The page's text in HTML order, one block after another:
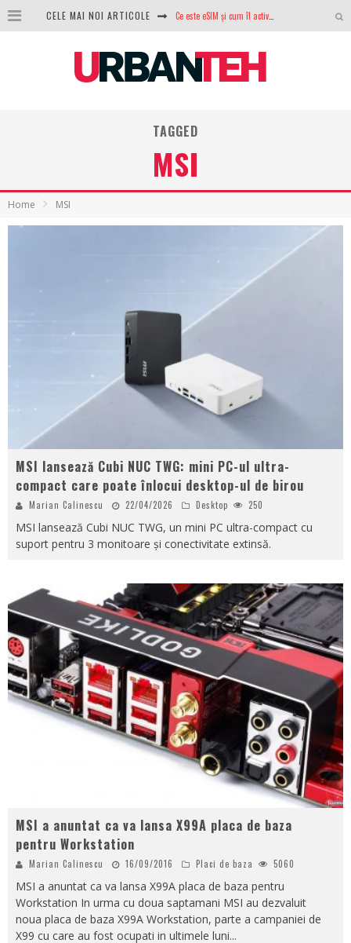
CELE MAI NOI ARTICOLE 100 GB de internet mobil gratuit de la Orange. Fără contract, fără acte și fără obligații
TAGGED
MSI
Home MSI
MSI lansează Cubi NUC TWG: mini PC-ul ultra-
compact care poate înlocui desktop-ul de birou
Marian Calinescu 22/04/2026 Desktop 250
MSI lansează Cubi NUC TWG, un mini PC ultra-compact cu
suport pentru 3 monitoare și conectivitate extinsă.
MSI a anuntat ca va lansa X99A placa de baza
pentru Workstation
Marian Calinescu 16/09/2016 Placi de baza 5060
MSI a anuntat ca va lansa X99A placa de baza pentru
Workstation In urma cu doua saptamani MSI au dezvaluit
noua placa de baza X99A Workstation, parte a campaniei de
X99 cu care au fost ocupati in ultimele luni...